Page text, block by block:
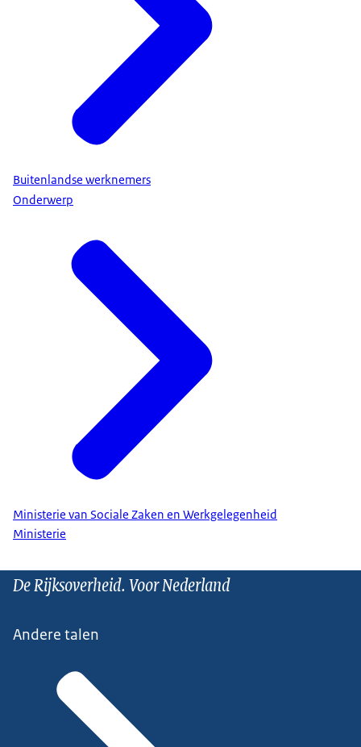
Buitenlandse werknemers
Onderwerp
Ministerie van Sociale Zaken en Werkgelegenheid
Ministerie
De Rijksoverheid. Voor Nederland
Andere talen